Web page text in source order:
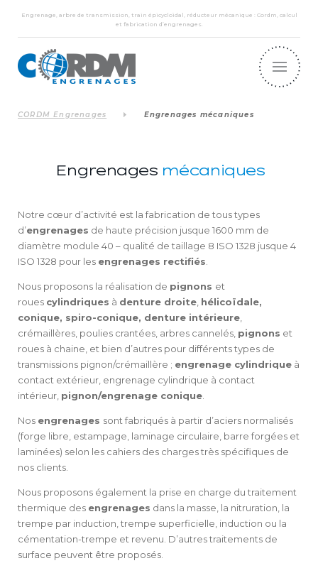
Engrenage, arbre de transmission, train épicycloïdal, réducteur mécanique : Cordm, calcul
et fabrication d’engrenages.
CORDM Engrenages Engrenages mécaniques
Engrenages mécaniques
Notre cœur d’activité est la fabrication de tous types
d’engrenages de haute précision jusque 1600 mm de
diamètre module 40 – qualité de taillage 8 ISO 1328 jusque 4
ISO 1328 pour les engrenages rectifiés
Nous proposons la réalisation de pignons et
roues cylindriques à denture droite hélicoïdale,
conique, spiro-conique, denture intérieure
crémaillères, poulies crantées, arbres cannelés, pignons et
roues à chaine, et bien d’autres pour différents types de
transmissions pignon/crémaillère ; engrenage cylindrique à
contact extérieur, engrenage cylindrique à contact
intérieur, pignon/engrenage conique
Nos engrenages sont fabriqués à partir d’aciers normalisés
(forge libre, estampage, laminage circulaire, barre forgées et
laminées) selon les cahiers des charges très spécifiques de
nos clients.
Nous proposons également la prise en charge du traitement
thermique des engrenages dans la masse, la nitruration, la
trempe par induction, trempe superficielle, induction ou la
cémentation-trempe et revenu. D’autres traitements de
surface peuvent être proposés.